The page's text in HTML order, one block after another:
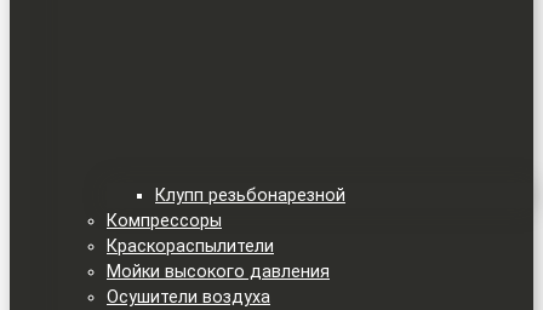
Клупп резьбонарезной
Компрессоры
Краскораспылители
Мойки высокого давления
Осушители воздуха